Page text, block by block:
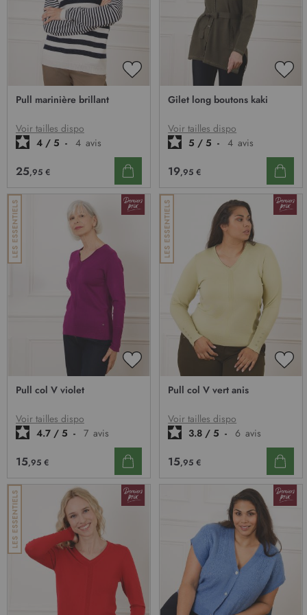
AJOUTER
D’ENVIE
Pull marinière brillant
Voir tailles dispo
4 / 5 - 4 avis
25,95 €
Gilet long boutons kaki
Voir tailles dispo
5 / 5 - 4 avis
19,95 €
AJOUTER
D’ENVIE
Pull col V violet
Voir tailles dispo
4.7 / 5 - 7 avis
15,95 €
Pull col V vert anis
Voir tailles dispo
3.8 / 5 - 6 avis
15,95 €
t
r
e
l
e
r
e
d
’
i
n